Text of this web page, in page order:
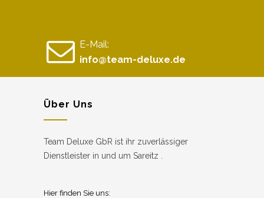
E-Mail:
info@team-deluxe.de
Über Uns
Team Deluxe GbR ist ihr zuverlässiger
Dienstleister in und um Sareitz .
Hier finden Sie uns: